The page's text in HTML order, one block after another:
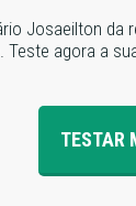
Josaeilton da
agora a
TESTAR